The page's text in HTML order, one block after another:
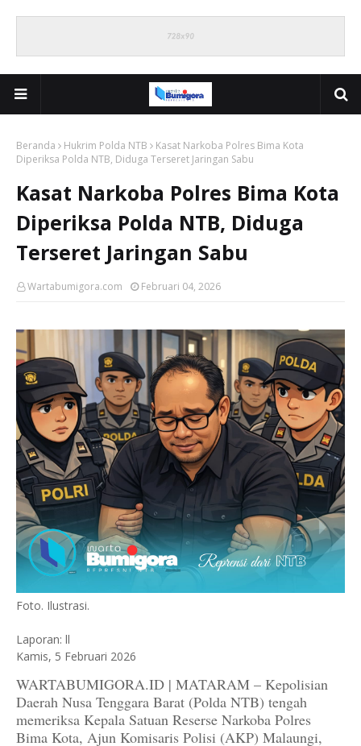
Beranda Hukrim Polda NTB
Kasat Narkoba Polres Bima Kota
Diperiksa Polda NTB, Diduga Terseret Jaringan Sabu
Kasat Narkoba Polres Bima Kota
Diperiksa Polda NTB, Diduga
Terseret Jaringan Sabu
Wartabumigora.com Februari 04, 2026
Foto. Ilustrasi.
Laporan: ll
Kamis, 5 Februari 2026
WARTABUMIGORA.ID | MATARAM – Kepolisian
Daerah Nusa Tenggara Barat (Polda NTB) tengah
memeriksa Kepala Satuan Reserse Narkoba Polres
Bima Kota, Ajun Komisaris Polisi (AKP) Malaungi,